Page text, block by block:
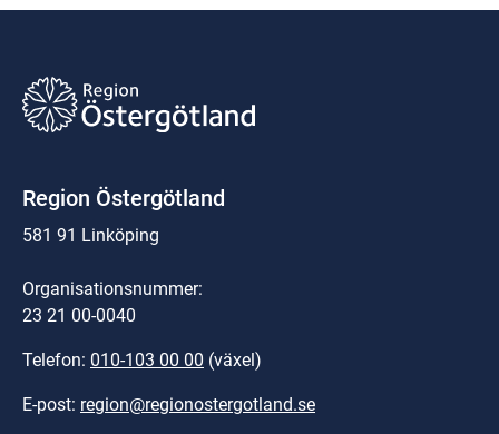
Region Östergötland
581 91 Linköping
Organisationsnummer:
23 21 00-0040
Telefon: 010-103 00 00 (växel)
E-post: region@regionostergotland.se